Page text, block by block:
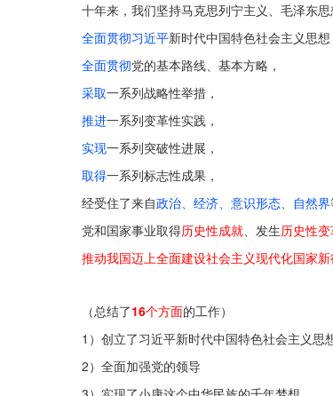
十年来，我们坚持马克思列宁主义、毛泽东
全面贯彻习近平新时代中国特色社会主义思想
全面贯彻党的基本路线、基本方略，
采取一系列战略性举措，
推进一系列变革性实践，
实现一系列突破性进展，
取得一系列标志性成果，
经受住了来自政治、经济、意识形态、自然界
党和国家事业取得历史性成就、发生历史性变
推动我国迈上全面建设社会主义现代化国家新
（总结了16个方面的工作）
1）创立了习近平新时代中国特色社会主义思
2）全面加强党的领导